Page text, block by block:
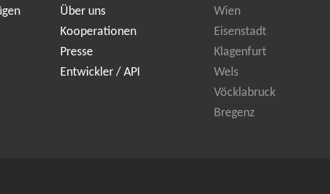
Über uns
Kooperationen
Presse
Entwickler / API
Wien
Eisenstadt
Klagenfurt
Wels
Vöcklabruck
Bregenz